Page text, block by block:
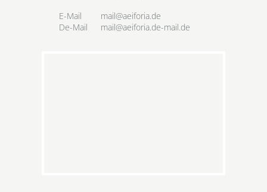
E-Mail
mail@aeiforia.de
De-Mail
mail@aeiforia.de-mail.de